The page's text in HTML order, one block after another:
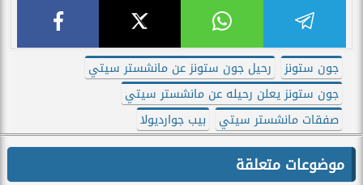
جون ستونز
رحيل جون ستونز عن مانشستر سيتي
جون ستونز يعلن رحيله عن مانشستر سيتي
صفقات مانشستر سيتي
بيب جوارديولا
موضوعات متعلقة